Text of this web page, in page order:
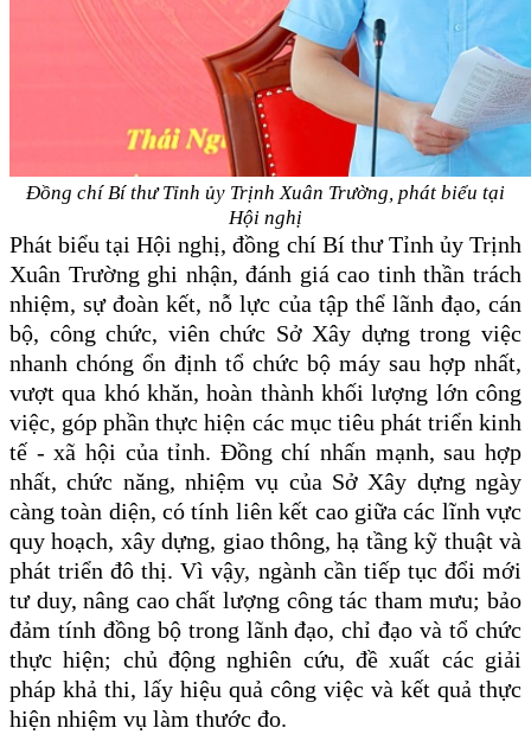
Đồng chí Bí thư Tỉnh ủy Trịnh Xuân Trường, phát biểu tại
Hội nghị
Phát biểu tại Hội nghị, đồng chí Bí thư Tỉnh ủy Trịnh
Xuân Trường ghi nhận, đánh giá cao tinh thần trách
nhiệm, sự đoàn kết, nỗ lực của tập thể lãnh đạo, cán
bộ, công chức, viên chức Sở Xây dựng trong việc
nhanh chóng ổn định tổ chức bộ máy sau hợp nhất,
vượt qua khó khăn, hoàn thành khối lượng lớn công
việc, góp phần thực hiện các mục tiêu phát triển kinh
tế - xã hội của tỉnh. Đồng chí nhấn mạnh, sau hợp
nhất, chức năng, nhiệm vụ của Sở Xây dựng ngày
càng toàn diện, có tính liên kết cao giữa các lĩnh vực
quy hoạch, xây dựng, giao thông, hạ tầng kỹ thuật và
phát triển đô thị. Vì vậy, ngành cần tiếp tục đổi mới
tư duy, nâng cao chất lượng công tác tham mưu; bảo
đảm tính đồng bộ trong lãnh đạo, chỉ đạo và tổ chức
thực hiện; chủ động nghiên cứu, đề xuất các giải
pháp khả thi, lấy hiệu quả công việc và kết quả thực
hiện nhiệm vụ làm thước đo.